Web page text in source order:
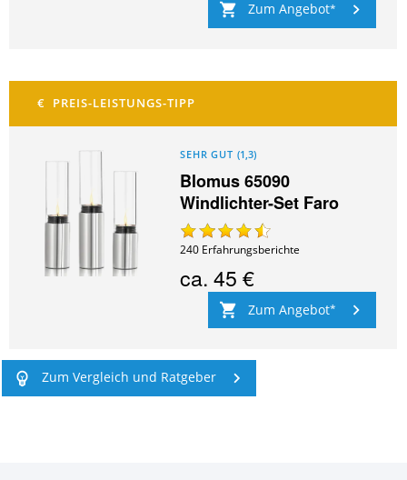
Zum Angebot
SEHR GUT (1,3)
Blomus 65090
Windlichter-Set Faro
240 Erfahrungsberichte
ca.45 €
Zum Angebot
Zum Vergleich und Ratgeber